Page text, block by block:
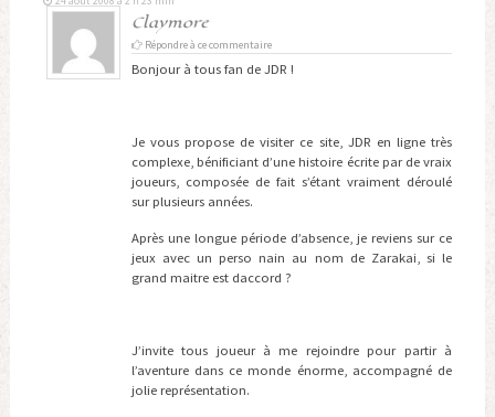
Claymore
Répondre à ce commentaire
Bonjour à tous fan de JDR !
Je vous propose de visiter ce site, JDR en ligne très
complexe, bénificiant d’une histoire écrite par de vraix
joueurs, composée de fait s’étant vraiment déroulé
sur plusieurs années.
Après une longue période d’absence, je reviens sur ce
jeux avec un perso nain au nom de Zarakai, si le
grand maitre est daccord ?
J’invite tous joueur à me rejoindre pour partir à
l’aventure dans ce monde énorme, accompagné de
jolie représentation.